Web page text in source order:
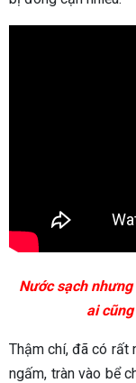
Nước sạch
ai
Thậm chí, đã có rất
ngấm, tràn vào bể